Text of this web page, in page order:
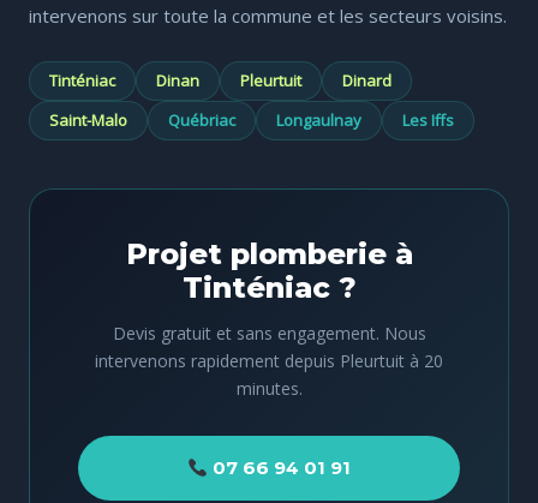
intervenons sur toute la commune et les secteurs voisins.
Tinténiac Dinan Pleurtuit
Dinard
Saint-Malo
Québriac Longaulnay Les Iffs
Projet plomberie à
Tinténiac ?
Devis gratuit et sans engagement. Nous
intervenons rapidement depuis Pleurtuit à 20
minutes.
07 66 94 01 91